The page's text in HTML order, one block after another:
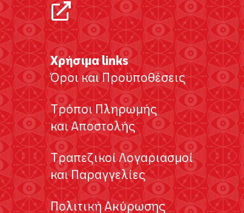
Χρήσιμα links
Όροι και Προϋποθέσεις
Τρόποι Πληρωμής
και Αποστολής
Τραπεζικοί Λογαριασμοί
και Παραγγελίες
Πολιτική Ακύρωσης